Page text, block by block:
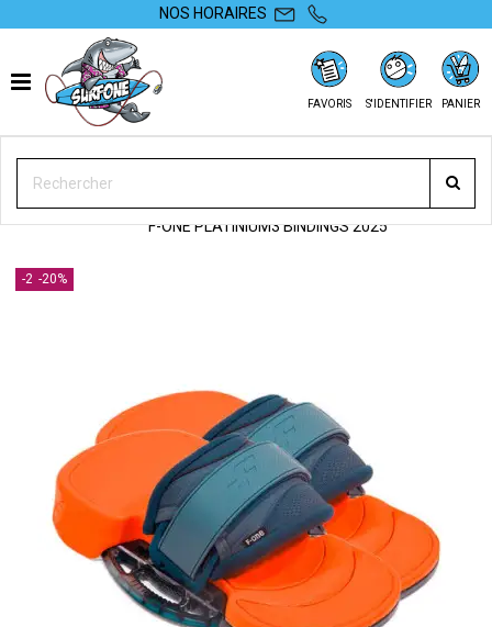
NOS HORAIRES
FAVORIS S'IDENTIFIER PANIER
FOOTSTRAPS / PADS / CHAUSSES
F-ONE PLATINIUM3 BINDINGS 2025
-20%-20%